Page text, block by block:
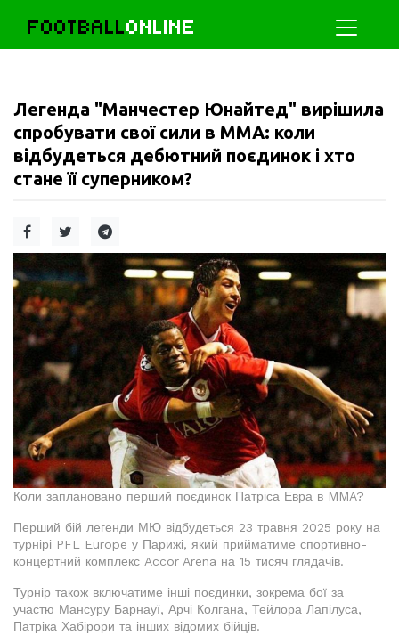
FOOTBALLONLINE
Легенда "Манчестер Юнайтед" вирішила
спробувати свої сили в MMA: коли
відбудеться дебютний поєдинок і хто
стане її суперником?
Коли заплановано перший поєдинок Патріса Евра в MMA?
Перший бій легенди МЮ відбудеться 23 травня 2025 року на
турнірі PFL Europe у Парижі, який прийматиме спортивно-
концертний комплекс Accor Arena на 15 тисяч глядачів.
Турнір також включатиме інші поєдинки, зокрема бої за
участю Мансуру Барнауї, Арчі Колгана, Тейлора Лапілуса,
Патріка Хабірори та інших відомих бійців.